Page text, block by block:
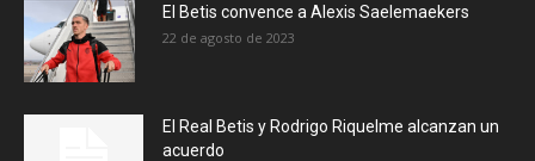
El Betis convence a Alexis Saelemaekers
22 de agosto de 2023
El Real Betis y Rodrigo Riquelme alcanzan un
acuerdo